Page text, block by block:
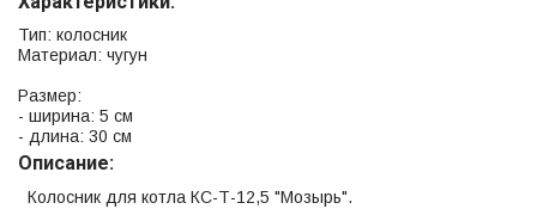
Тип: колосник
Материал: чугун
Размер:
- ширина: 5 см
- длина: 30 см
Описание:
Колосник для котла КС-Т-12,5 "Мозырь".